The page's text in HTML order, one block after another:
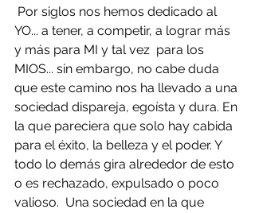
YO... a tener, a competir, a lograr más
y más para MI y tal vez  para los
MIOS... sin embargo, no cabe duda
que este camino nos ha llevado a una
sociedad dispareja, egoísta y dura. En
la que pareciera que solo hay cabida
para el éxito, la belleza y el poder. Y
todo lo demás gira alrededor de esto
o es rechazado, expulsado o poco
valioso.  Una sociedad en la que